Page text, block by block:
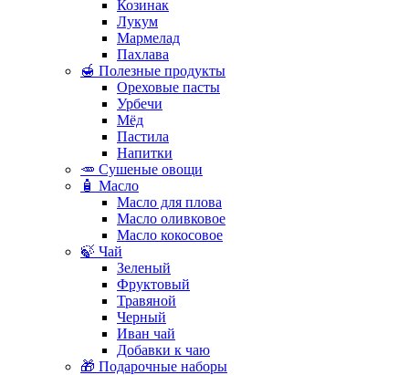
Козинак
Лукум
Мармелад
Пахлава
🍯 Полезные продукты
Ореховые пасты
Урбечи
Мёд
Пастила
Напитки
🥕 Сушеные овощи
🧴 Масло
Масло для плова
Масло оливковое
Масло кокосовое
🍃 Чай
Зеленый
Фруктовый
Травяной
Черный
Иван чай
Добавки к чаю
🎁 Подарочные наборы